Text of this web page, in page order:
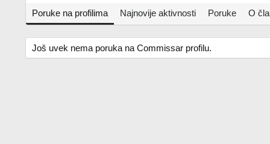
Poruke na profilima Najnovije aktivnosti Poruke O
Još uvek nema poruka na Commissar profilu.